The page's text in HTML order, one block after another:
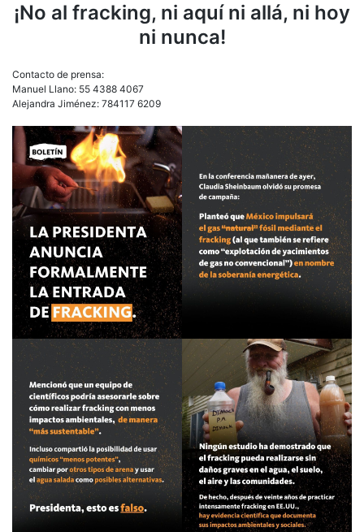
¡No al fracking, ni aquí ni allá, ni hoy
ni nunca!
Contacto de prensa:
Manuel Llano: 55 4388 4067
Alejandra Jiménez: 784117 6209